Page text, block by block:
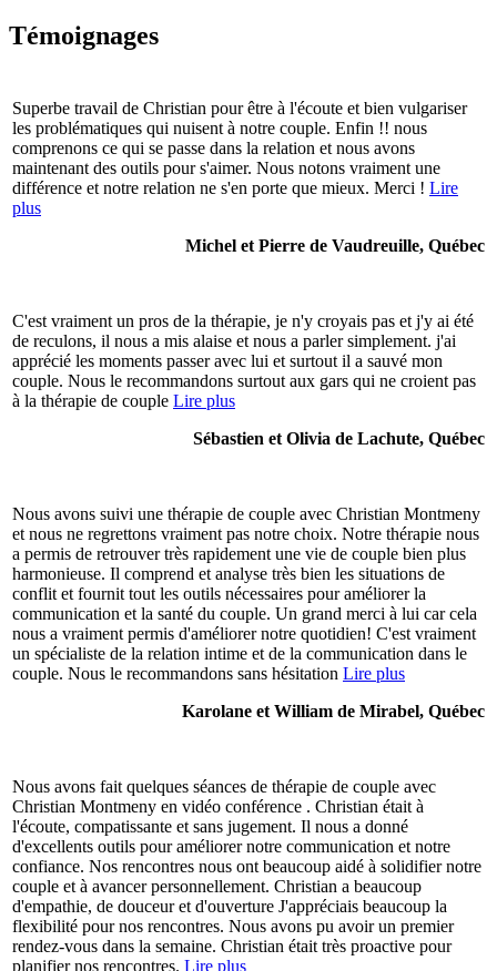
Témoignages
Superbe travail de Christian pour être à l'écoute et bien vulgariser
les problématiques qui nuisent à notre couple. Enfin !! nous
comprenons ce qui se passe dans la relation et nous avons
maintenant des outils pour s'aimer. Nous notons vraiment une
différence et notre relation ne s'en porte que mieux. Merci ! Lire
plus
Michel et Pierre de Vaudreuille, Québec
C'est vraiment un pros de la thérapie, je n'y croyais pas et j'y ai été
de reculons, il nous a mis alaise et nous a parler simplement. j'ai
apprécié les moments passer avec lui et surtout il a sauvé mon
couple. Nous le recommandons surtout aux gars qui ne croient pas
à la thérapie de couple Lire plus
Sébastien et Olivia de Lachute, Québec
Nous avons suivi une thérapie de couple avec Christian Montmeny
et nous ne regrettons vraiment pas notre choix. Notre thérapie nous
a permis de retrouver très rapidement une vie de couple bien plus
harmonieuse. Il comprend et analyse très bien les situations de
conflit et fournit tout les outils nécessaires pour améliorer la
communication et la santé du couple. Un grand merci à lui car cela
nous a vraiment permis d'améliorer notre quotidien! C'est vraiment
un spécialiste de la relation intime et de la communication dans le
couple. Nous le recommandons sans hésitation Lire plus
Karolane et William de Mirabel, Québec
Nous avons fait quelques séances de thérapie de couple avec
Christian Montmeny en vidéo conférence . Christian était à
l'écoute, compatissante et sans jugement. Il nous a donné
d'excellents outils pour améliorer notre communication et notre
confiance. Nos rencontres nous ont beaucoup aidé à solidifier notre
couple et à avancer personnellement. Christian a beaucoup
d'empathie, de douceur et d'ouverture J'appréciais beaucoup la
flexibilité pour nos rencontres. Nous avons pu avoir un premier
rendez-vous dans la semaine. Christian était très proactive pour
planifier nos rencontres. Lire plus